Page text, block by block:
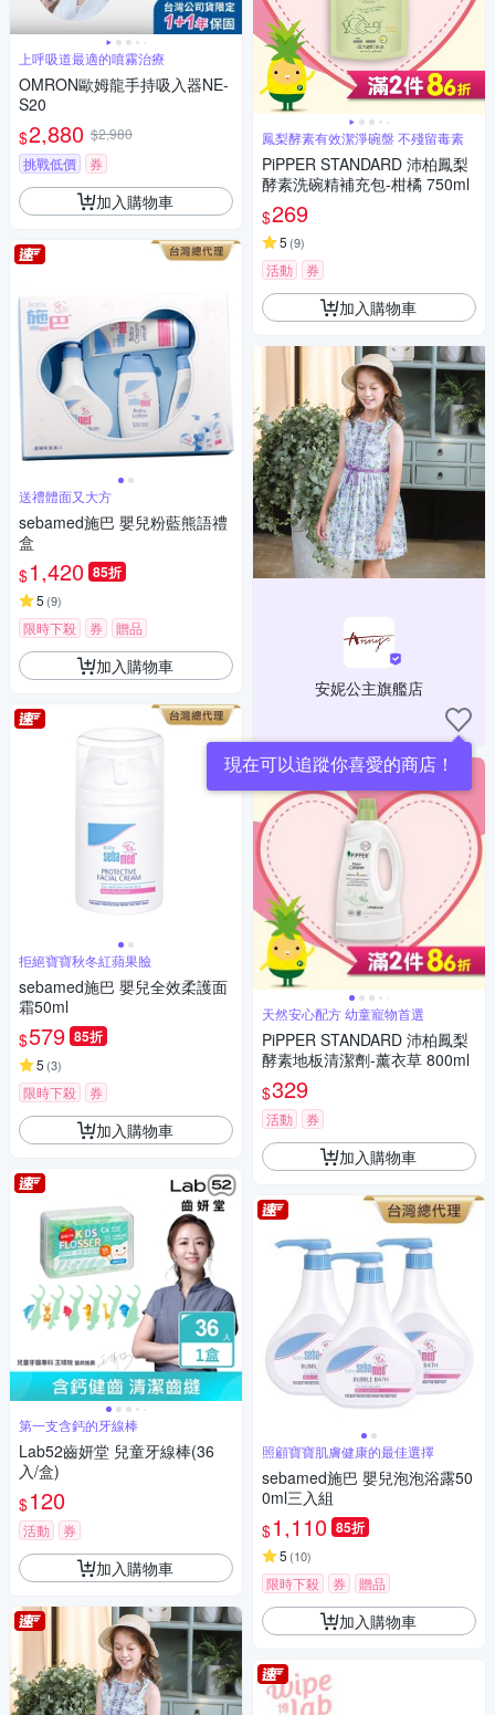
上呼吸道最適的噴霧治療
OMRON歐姆龍手持吸入器NE-
S20
$2,880 $2,980
挑戰低價
券
加入購物車
送禮體面又大方
sebamed施巴 嬰兒粉藍熊語禮
盒
$1,420 85折
5 (9)
限時下殺 券 贈品
加入購物車
拒絕寶寶秋冬紅蘋果臉
sebamed施巴 嬰兒全效柔護面
霜50ml
$579 85折
5 (3)
限時下殺 券
加入購物車
第一支含鈣的牙線棒
Lab52齒妍堂 兒童牙線棒(36
入/盒)
$120
活動 券
加入購物車
鳳梨酵素有效潔淨碗盤 不殘留毒素
PiPPER STANDARD 沛柏鳳梨
酵素洗碗精補充包-柑橘 750ml
$269
5 (9)
活動 券
加入購物車
安妮公主旗艦店
天然安心配方 幼童寵物首選
PiPPER STANDARD 沛柏鳳梨
酵素地板清潔劑-薰衣草 800ml
$329
活動 券
加入購物車
照顧寶寶肌膚健康的最佳選擇
sebamed施巴 嬰兒泡泡浴露50
0ml三入組
$1,110 85折
5 (10)
限時下殺 券 贈品
加入購物車